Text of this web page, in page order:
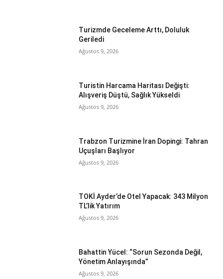
Turizmde Geceleme Arttı, Doluluk
Geriledi
Ağustos 9, 2026
Turistin Harcama Haritası Değişti:
Alışveriş Düştü, Sağlık Yükseldi
Ağustos 9, 2026
Trabzon Turizmine İran Dopingi: Tahran
Uçuşları Başlıyor
Ağustos 9, 2026
TOKİ Ayder’de Otel Yapacak: 343 Milyon
TL’lik Yatırım
Ağustos 9, 2026
Bahattin Yücel: “Sorun Sezonda Değil,
Yönetim Anlayışında”
Ağustos 9, 2026